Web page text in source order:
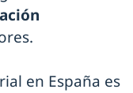
en España es